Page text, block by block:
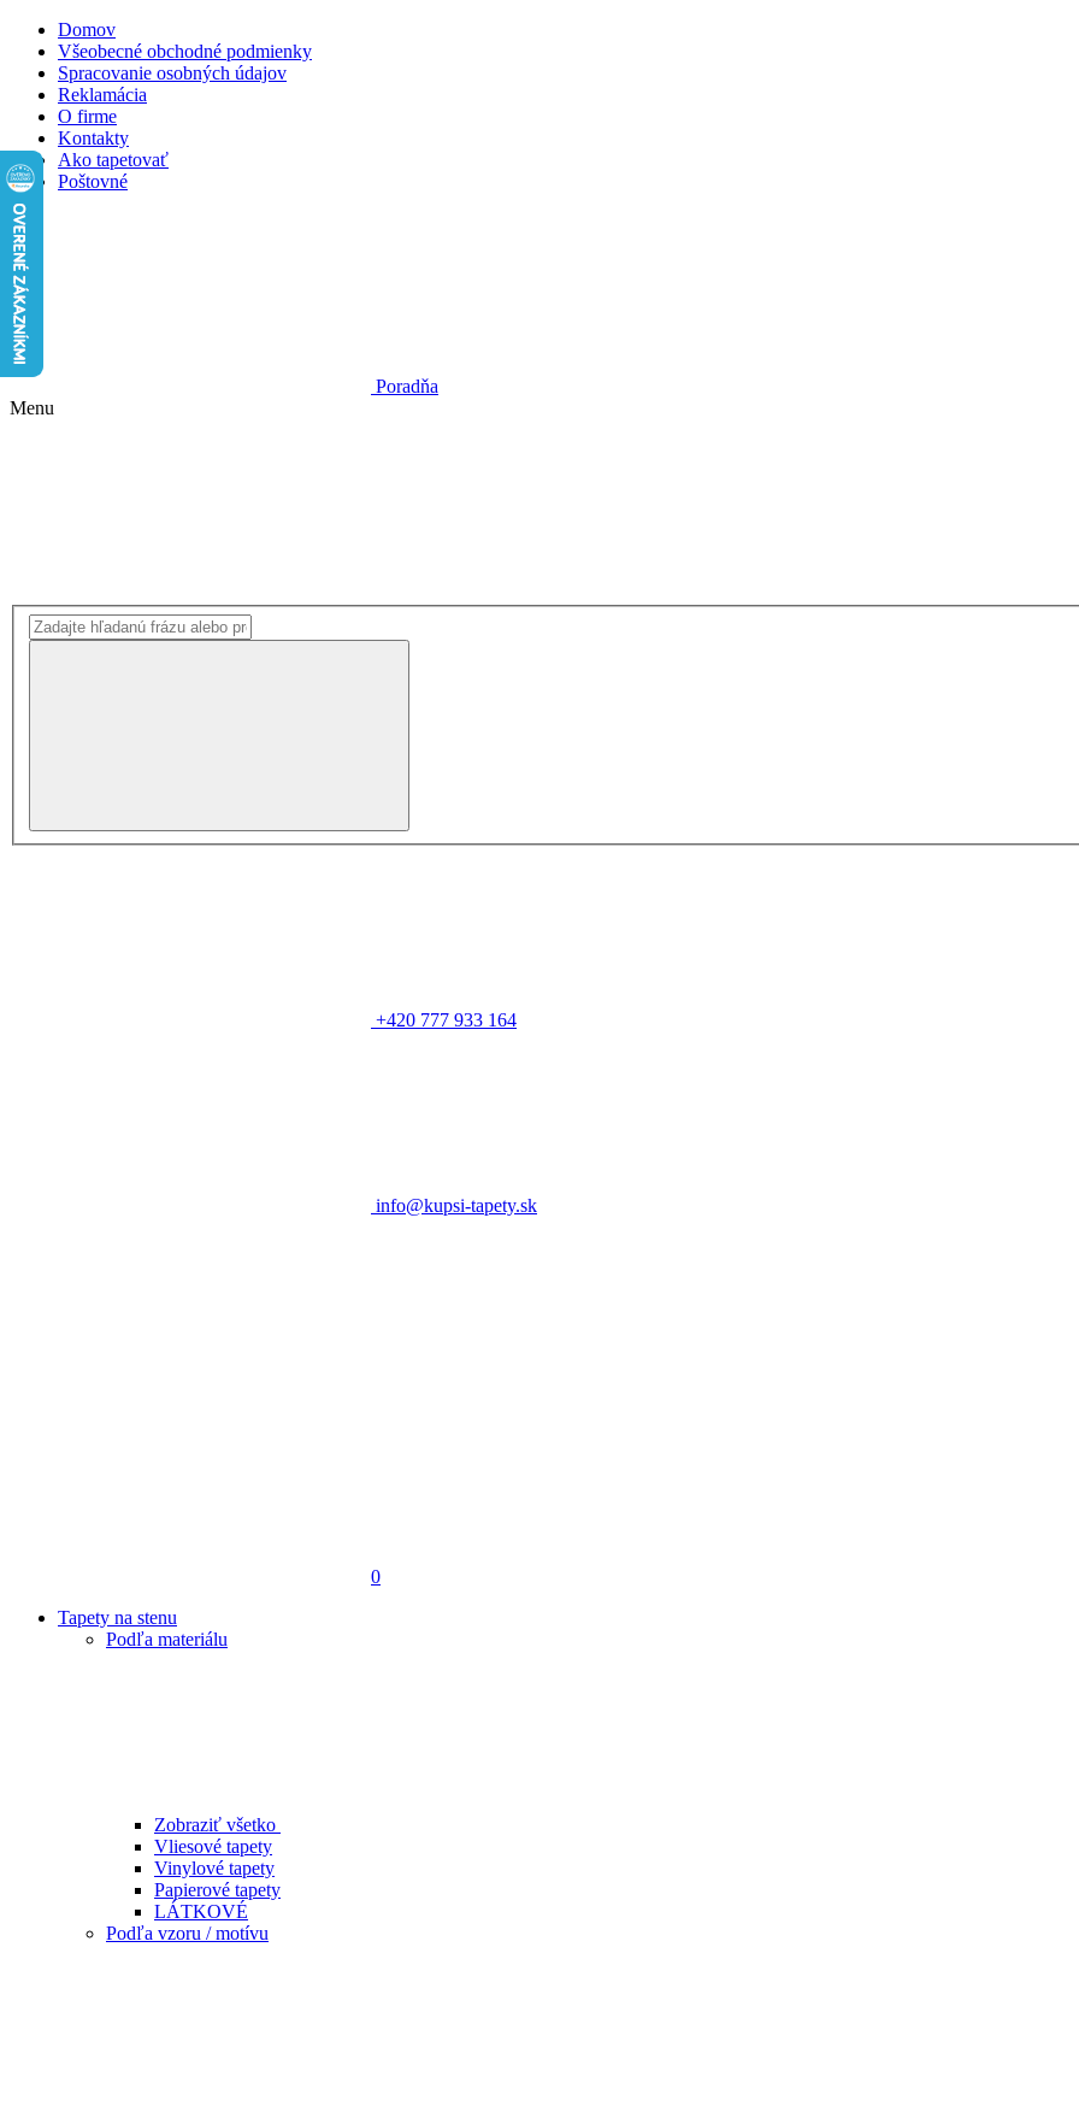
Domov
Všeobecné obchodné podmienky
Spracovanie osobných údajov
Reklamácia
O firme
Kontakty
Ako tapetovať
Poštovné
Poradňa
Menu
+420 777 933 164
info@kupsi-tapety.sk
0
Tapety na stenu
Podľa materiálu
Zobraziť všetko
Vliesové tapety
Vinylové tapety
Papierové tapety
LÁTKOVÉ
Podľa vzoru / motívu